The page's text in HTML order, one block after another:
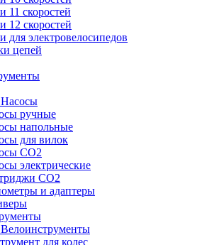
11 скоростей
12 скоростей
для электровелосипедов
цепей
ручные
напольные
для вилок
CO2
электрические
CO2
и адаптеры
для колес